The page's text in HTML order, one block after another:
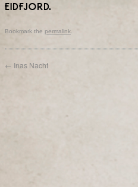
EIDFJORD.
Bookmark the permalink
← Inas Nacht